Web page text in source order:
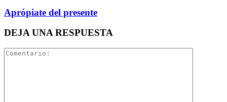
Aprópiate del presente
DEJA UNA RESPUESTA